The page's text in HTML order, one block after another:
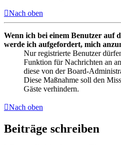
Nach oben
Wenn ich bei einem Benutzer auf
werde ich aufgefordert, mich
Nur registrierte Benutzer
Funktion für Nachrichten an
diese von der Board-
Diese Maßnahme soll den
Gäste verhindern.
Nach oben
Beiträge schreiben